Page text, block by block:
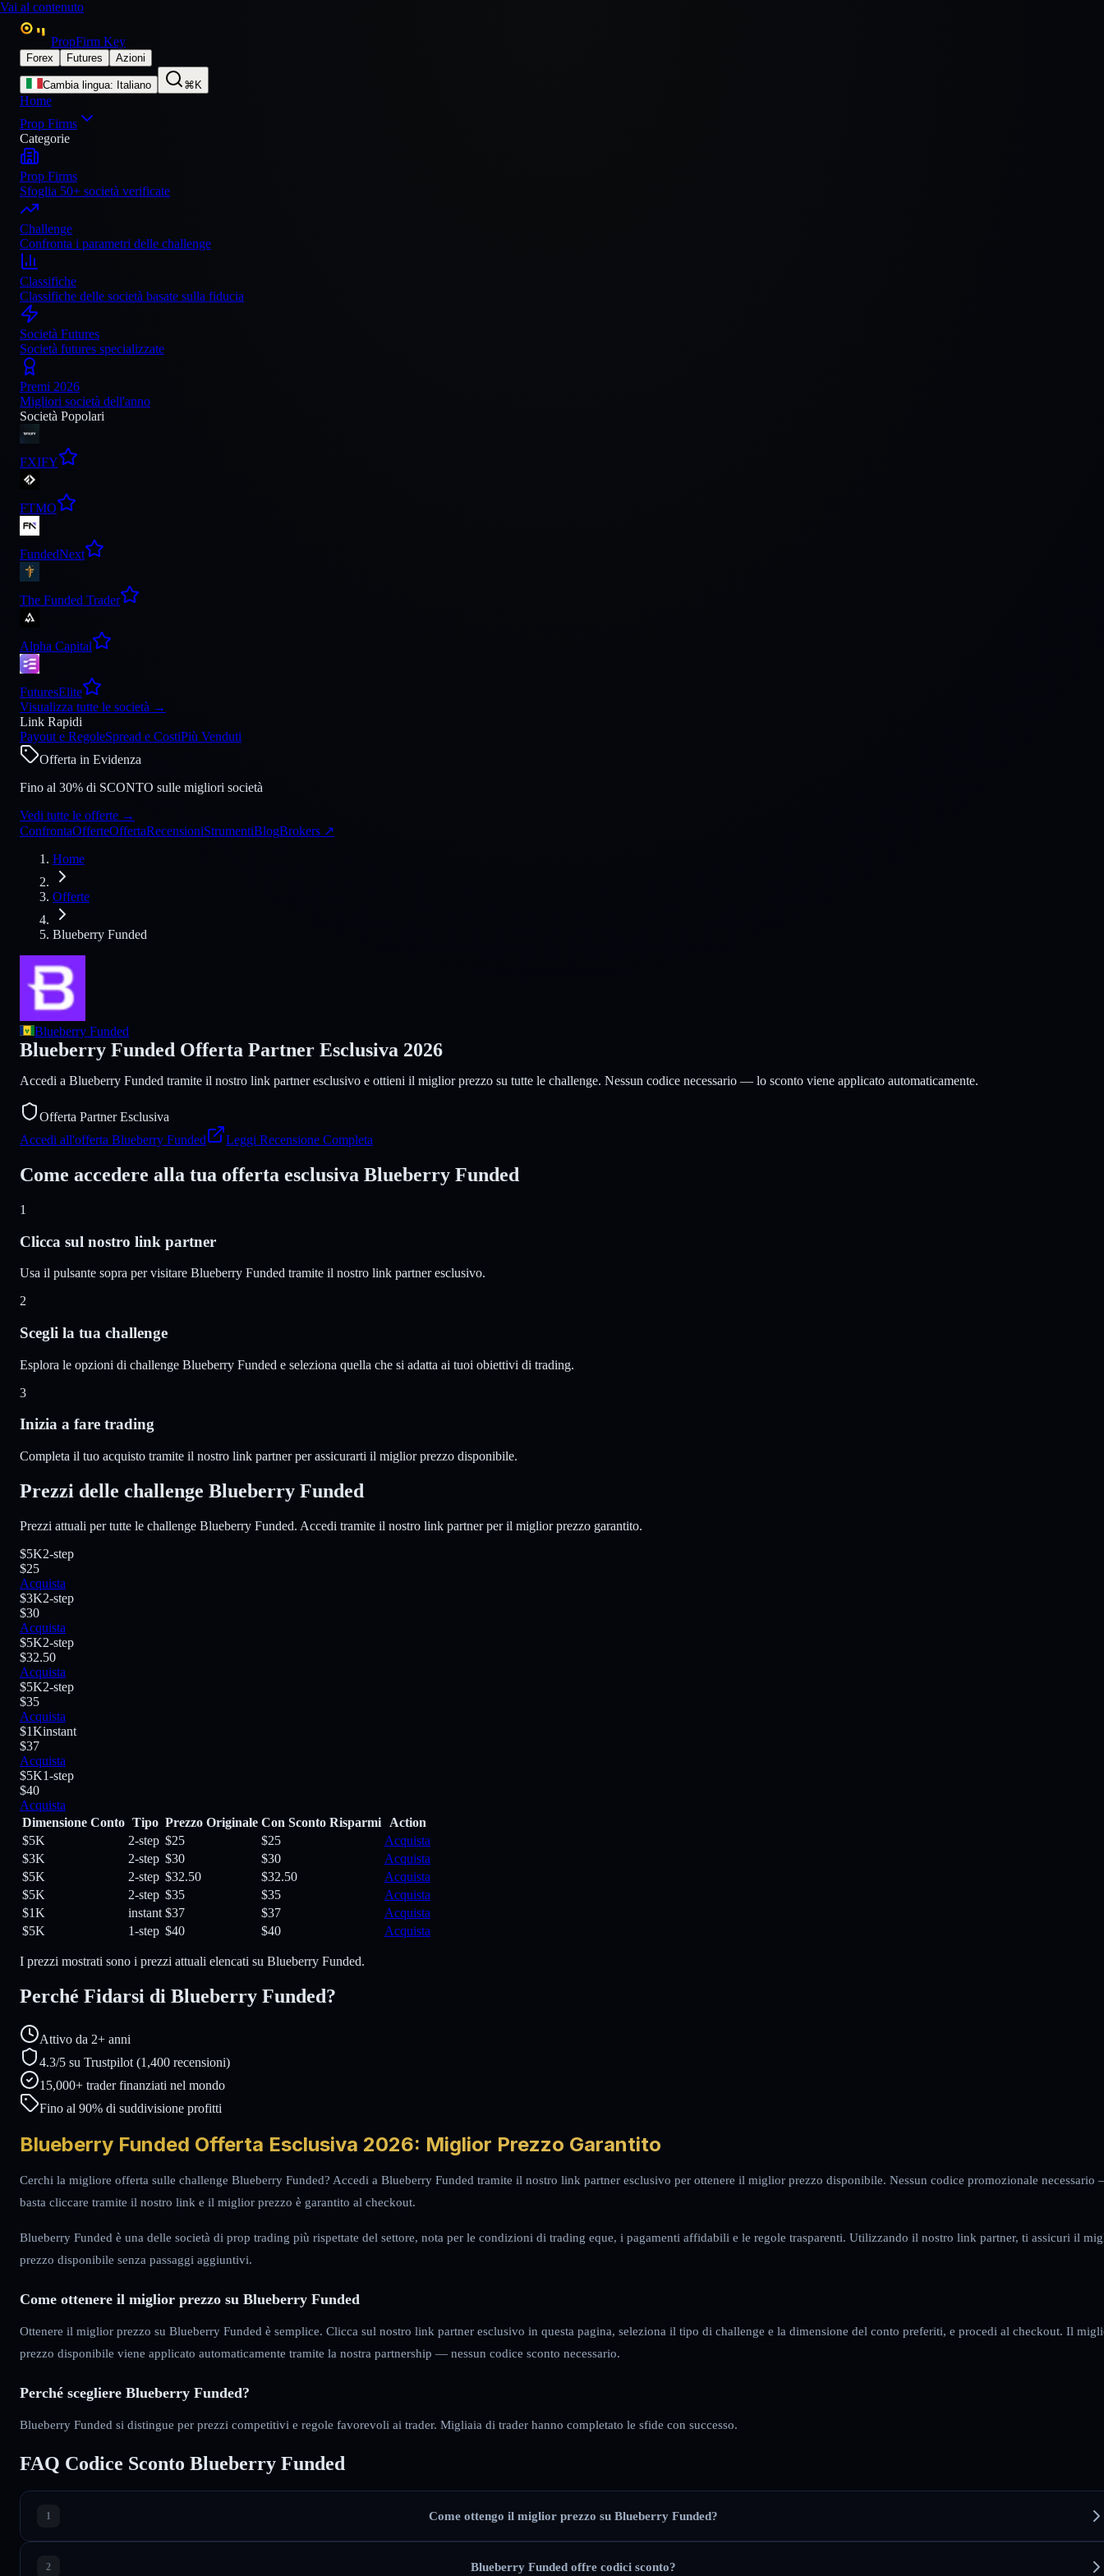
Vai al contenuto
PropFirm Key
Forex Futures Azioni
Cambia lingua: Italiano ⌘K
Home
Prop Firms
Categorie
Prop Firms
Sfoglia 50+ società verificate
Challenge
Confronta i parametri delle challenge
Classifiche
Classifiche delle società basate sulla fiducia
Società Futures
Società futures specializzate
Premi 2026
Migliori società dell'anno
Società Popolari
FXIFY
FTMO
FundedNext
The Funded Trader
Alpha Capital
FuturesElite
Visualizza tutte le società →
Link Rapidi
Payout e RegoleSpread e CostiPiù Venduti
Offerta in Evidenza
Fino al 30% di SCONTO sulle migliori società
Vedi tutte le offerte →
ConfrontaOfferteOffertaRecensioniStrumentiBlogBrokers ↗
Home
Offerte
Blueberry Funded
Blueberry Funded
Blueberry Funded Offerta Partner Esclusiva 2026
Accedi a Blueberry Funded tramite il nostro link partner esclusivo e ottieni il miglior prezzo su tutte le challenge. Nessun codice necessario — lo sconto viene applicato automaticamente.
Offerta Partner Esclusiva
Accedi all'offerta Blueberry Funded
Leggi Recensione Completa
Come accedere alla tua offerta esclusiva Blueberry Funded
1
Clicca sul nostro link partner
Usa il pulsante sopra per visitare Blueberry Funded tramite il nostro link partner esclusivo.
2
Scegli la tua challenge
Esplora le opzioni di challenge Blueberry Funded e seleziona quella che si adatta ai tuoi obiettivi di trading.
3
Inizia a fare trading
Completa il tuo acquisto tramite il nostro link partner per assicurarti il miglior prezzo disponibile.
Prezzi delle challenge Blueberry Funded
Prezzi attuali per tutte le challenge Blueberry Funded. Accedi tramite il nostro link partner per il miglior prezzo garantito.
$5K2-step
$25
Acquista
$3K2-step
$30
Acquista
$5K2-step
$32.50
Acquista
$5K2-step
$35
Acquista
$1Kinstant
$37
Acquista
$5K1-step
$40
Acquista
Dimensione Conto Tipo Prezzo Originale Con Sconto Risparmi
Action
$5K
2-step $25 $25
Acquista
$3K
2-step $30 $30
Acquista
$5K
2-step $32.50 $32.50
Acquista
$5K
2-step $35 $35
Acquista
$1K
instant $37 $37
Acquista
$5K
1-step $40 $40 Acquista
I prezzi mostrati sono i prezzi attuali elencati su Blueberry Funded.
Perché Fidarsi di Blueberry Funded?
Attivo da 2+ anni
4.3/5 su Trustpilot (1,400 recensioni)
15,000+ trader finanziati nel mondo
Fino al 90% di suddivisione profitti
Blueberry Funded Offerta Esclusiva 2026: Miglior Prezzo Garantito
Cerchi la migliore offerta sulle challenge Blueberry Funded? Accedi a Blueberry Funded tramite il nostro link partner esclusivo per ottenere il miglior prezzo disponibile. Nessun codice promozionale necessario
basta cliccare tramite il nostro link e il miglior prezzo è garantito al checkout.
Blueberry Funded è una delle società di prop trading più rispettate del settore, nota per le condizioni di trading eque, i pagamenti affidabili e le regole trasparenti. Utilizzando il nostro link partner, ti assicuri il
prezzo disponibile senza passaggi aggiuntivi.
Come ottenere il miglior prezzo su Blueberry Funded
Ottenere il miglior prezzo su Blueberry Funded è semplice. Clicca sul nostro link partner esclusivo in questa pagina, seleziona il tipo di challenge e la dimensione del conto preferiti, e procedi al checkout. Il
prezzo disponibile viene applicato automaticamente tramite la nostra partnership — nessun codice sconto necessario.
Perché scegliere Blueberry Funded?
Blueberry Funded si distingue per prezzi competitivi e regole favorevoli ai trader. Migliaia di trader hanno completato le sfide con successo.
FAQ Codice Sconto Blueberry Funded
Come ottengo il miglior prezzo su Blueberry Funded?
Blueberry Funded offre codici sconto?